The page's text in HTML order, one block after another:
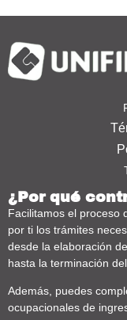
¿Por qué
Facilitamos el proceso
por ti los trámites
desde la elaboración
hasta la terminación
Además, puedes
ocupacionales de